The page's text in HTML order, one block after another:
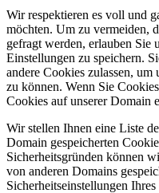
Wir respektieren es voll und
möchten. Um zu vermeiden,
gefragt werden, erlauben Sie
Einstellungen zu speichern.
andere Cookies zulassen,
zu können. Wenn Sie
Cookies auf unserer Domain
Wir stellen Ihnen eine Liste
Domain gespeicherten
Sicherheitsgründen können
von anderen Domains
Sicherheitseinstellungen